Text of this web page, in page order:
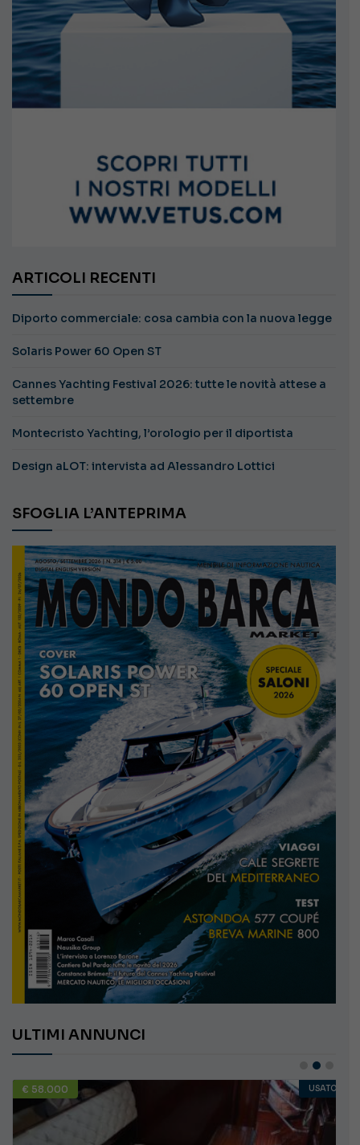
ARTICOLI RECENTI
Diporto commerciale: cosa cambia con la nuova legge
Solaris Power 60 Open ST
Cannes Yachting Festival 2026: tutte le novità attese a
settembre
Montecristo Yachting, l’orologio per il diportista
Design aLOT: intervista ad Alessandro Lottici
SFOGLIA L’ANTEPRIMA
ULTIMI ANNUNCI
€ 58.000 USATO